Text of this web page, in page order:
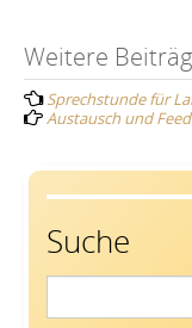
Post
Weitere
Sprechstunde für
Austausch und
Suche